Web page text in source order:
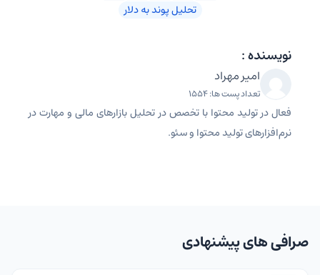
تحلیل پوند به دلار
نویسنده :
امیر مهراد
تعداد پست ها: 1554
فعال در تولید محتوا با تخصص در تحلیل بازارهای مالی و مهارت در
نرم‌افزارهای تولید محتوا و سئو.
صرافی های پیشنهادی